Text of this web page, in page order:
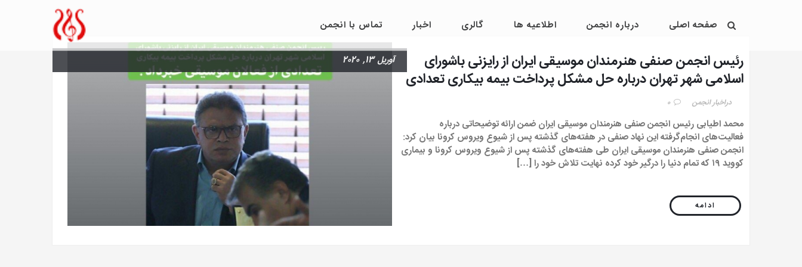
صفحه اصلی درباره انجمن اطلاعیه ها گالری اخبار تماس با انجمن
آوریل 13, 2020
رئیس انجمن صنفی هنرمندان موسیقی ایران از رایزنی باشورای
اسلامی شهر تهران درباره حل مشکل پرداخت بیمه بیکاری تعدادی
از فعالان موسیقی خبرداد .
دراخبار انجمن 0
محمد اطیابی رئیس انجمن صنفی هنرمندان موسیقی ایران ضمن ارائه توضیحاتی درباره
فعالیت‌های انجام‌گرفته این نهاد صنفی در هفته‌های گذشته پس از شیوع ویروس کرونا بیان کرد:
انجمن صنفی هنرمندان موسیقی ایران طی هفته‌های گذشته پس از شیوع ویروس کرونا و بیماری
کووید ۱۹ که تمام دنیا را درگیر خود کرده نهایت تلاش خود را […]
ادامه